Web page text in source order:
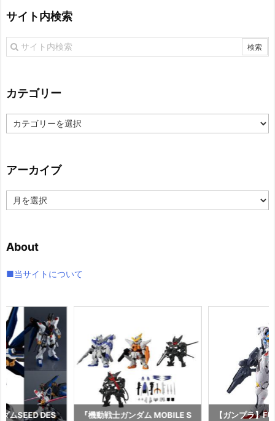
サイト内検索
カテゴリー
カ
テ
ー
アーカイブ
ー
ブ
About
■当サイトについて
ムSEED DES 『機動戦士ガンダム MOBILE S 【ガンプラ】